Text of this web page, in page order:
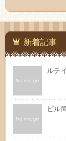
新着記事
ルテ
ピル